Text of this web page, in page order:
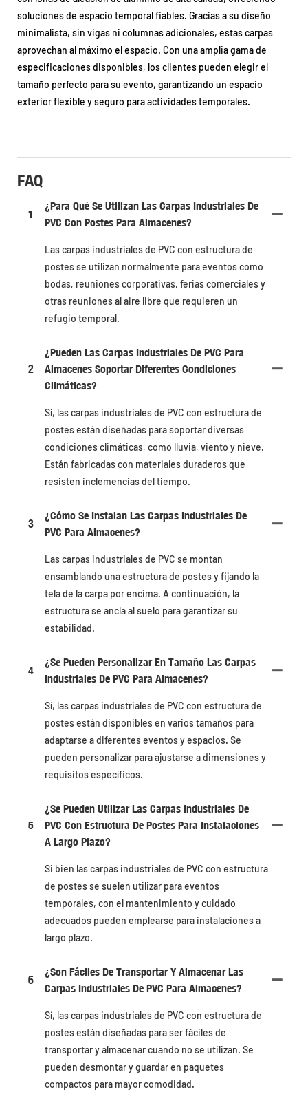
soluciones de espacio temporal fiables. Gracias a su diseño
minimalista, sin vigas ni columnas adicionales, estas carpas
aprovechan al máximo el espacio. Con una amplia gama de
especificaciones disponibles, los clientes pueden elegir el
tamaño perfecto para su evento, garantizando un espacio
exterior flexible y seguro para actividades temporales.
FAQ
1
¿Para Qué Se Utilizan Las Carpas Industriales De
PVC Con Postes Para Almacenes?
Las carpas industriales de PVC con estructura de
postes se utilizan normalmente para eventos como
bodas, reuniones corporativas, ferias comerciales y
otras reuniones al aire libre que requieren un
refugio temporal.
2
¿Pueden Las Carpas Industriales De PVC Para
Almacenes Soportar Diferentes Condiciones
Climáticas?
Sí, las carpas industriales de PVC con estructura de
postes están diseñadas para soportar diversas
condiciones climáticas, como lluvia, viento y nieve.
Están fabricadas con materiales duraderos que
resisten inclemencias del tiempo.
3
¿Cómo Se Instalan Las Carpas Industriales De
PVC Para Almacenes?
Las carpas industriales de PVC se montan
ensamblando una estructura de postes y fijando la
tela de la carpa por encima. A continuación, la
estructura se ancla al suelo para garantizar su
estabilidad.
4
¿Se Pueden Personalizar En Tamaño Las Carpas
Industriales De PVC Para Almacenes?
Sí, las carpas industriales de PVC con estructura de
postes están disponibles en varios tamaños para
adaptarse a diferentes eventos y espacios. Se
pueden personalizar para ajustarse a dimensiones y
requisitos específicos.
5
¿Se Pueden Utilizar Las Carpas Industriales De
PVC Con Estructura De Postes Para Instalaciones
A Largo Plazo?
Si bien las carpas industriales de PVC con estructura
de postes se suelen utilizar para eventos
temporales, con el mantenimiento y cuidado
adecuados pueden emplearse para instalaciones a
largo plazo.
6
¿Son Fáciles De Transportar Y Almacenar Las
Carpas Industriales De PVC Para Almacenes?
Sí, las carpas industriales de PVC con estructura de
postes están diseñadas para ser fáciles de
transportar y almacenar cuando no se utilizan. Se
pueden desmontar y guardar en paquetes
compactos para mayor comodidad.